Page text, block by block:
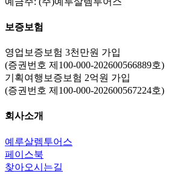
보증보험
영업보증보험 3천만원 가입
(증권번호 제100-000-202600566889호)
기획여행보증보험 2억원 가입
(증권번호 제100-000-202600567224호)
회사소개
예루살렘투어스
페이스북
찾아오시는길